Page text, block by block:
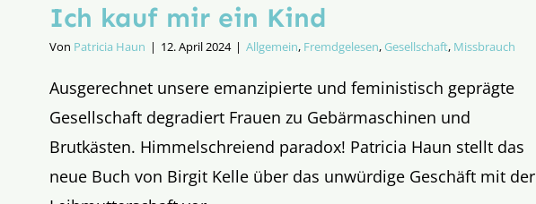
Ich kauf mir ein Kind
Von Patricia Haun | 12. April 2024 | Allgemein, Fremdgelesen,Gesellschaft, Missbrauch
Ausgerechnet unsere emanzipierte und feministisch geprägte
Gesellschaft degradiert Frauen zu Gebärmaschinen und
Brutkästen. Himmelschreiend paradox! Patricia Haun stellt das
neue Buch von Birgit Kelle über das unwürdige Geschäft mit der